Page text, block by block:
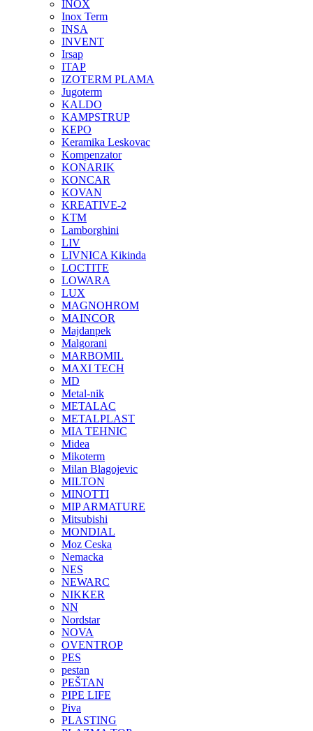
INOX
Inox Term
INSA
INVENT
Irsap
ITAP
IZOTERM PLAMA
Jugoterm
KALDO
KAMPSTRUP
KEPO
Keramika Leskovac
Kompenzator
KONARIK
KONCAR
KOVAN
KREATIVE-2
KTM
Lamborghini
LIV
LIVNICA Kikinda
LOCTITE
LOWARA
LUX
MAGNOHROM
MAINCOR
Majdanpek
Malgorani
MARBOMIL
MAXI TECH
MD
Metal-nik
METALAC
METALPLAST
MIA TEHNIC
Midea
Mikoterm
Milan Blagojevic
MILTON
MINOTTI
MIP ARMATURE
Mitsubishi
MONDIAL
Moz Ceska
Nemacka
NES
NEWARC
NIKKER
NN
Nordstar
NOVA
OVENTROP
PES
pestan
PEŠTAN
PIPE LIFE
Piva
PLASTING